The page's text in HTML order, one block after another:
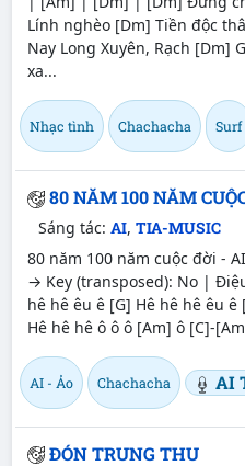
Lính nghèo [Dm] Tiền độc
Nay Long Xuyên, Rạch [Dm]
xa...
Nhạc tình Chachacha Surf
80 NĂM 100 NĂM
Sáng tác: AI, TIA-MUSIC
80 năm 100 năm cuộc đời -
→ Key (transposed): No |
hê hê êu ê [G] Hê hê hê êu
Hê hê hê ô ô ô [Am] ô [C]-
AI - Ảo Chachacha AI
ĐÓN TRUNG THU